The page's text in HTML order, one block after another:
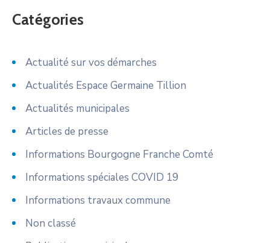
Catégories
Actualité sur vos démarches
Actualités Espace Germaine Tillion
Actualités municipales
Articles de presse
Informations Bourgogne Franche Comté
Informations spéciales COVID 19
Informations travaux commune
Non classé